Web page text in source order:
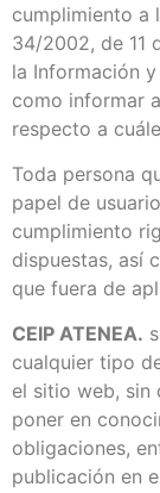
cumplimiento a
34/2002, de 11
la Información
como informar
respecto a
Toda persona
papel de
cumplimiento
dispuestas, así
que fuera de
CEIP ATENEA.
cualquier tipo
el sitio web, sin
poner en
obligaciones,
publicación en